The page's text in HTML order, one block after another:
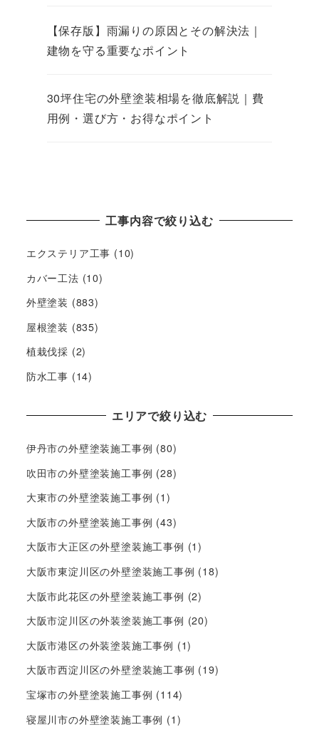
【保存版】雨漏りの原因とその解決法｜
建物を守る重要なポイント
30坪住宅の外壁塗装相場を徹底解説｜費
用例・選び方・お得なポイント
工事内容で絞り込む
エクステリア工事 (10)
カバー工法 (10)
外壁塗装 (883)
屋根塗装 (835)
植栽伐採 (2)
防水工事 (14)
エリアで絞り込む
伊丹市の外壁塗装施工事例 (80)
吹田市の外壁塗装施工事例 (28)
大東市の外壁塗装施工事例 (1)
大阪市の外壁塗装施工事例 (43)
大阪市大正区の外壁塗装施工事例 (1)
大阪市東淀川区の外壁塗装施工事例 (18)
大阪市此花区の外壁塗装施工事例 (2)
大阪市淀川区の外装塗装施工事例 (20)
大阪市港区の外装塗装施工事例 (1)
大阪市西淀川区の外壁塗装施工事例 (19)
宝塚市の外壁塗装施工事例 (114)
寝屋川市の外壁塗装施工事例 (1)